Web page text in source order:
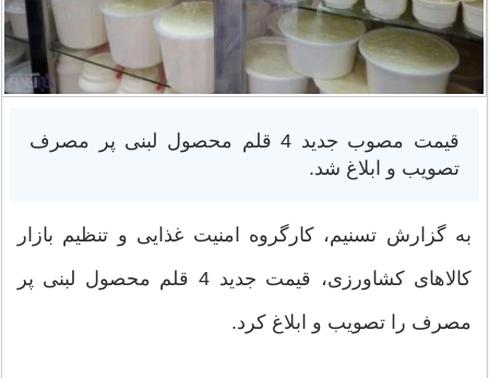
قیمت مصوب جدید 4 قلم محصول لبنی پر مصرف
تصویب و ابلاغ شد.
به گزارش تسنیم، کارگروه امنیت غذایی و تنظیم بازار
کالاهای کشاورزی، قیمت جدید 4 قلم محصول لبنی پر
مصرف را تصویب و ابلاغ کرد.